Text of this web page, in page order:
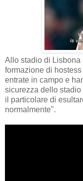
Allo stadio di Lisbona
formazione di
entrate in campo e
sicurezza dello
il particolare di
normalmente".